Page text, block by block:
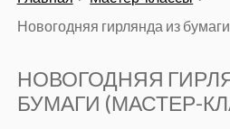
Новогодняя гирлянда из
НОВОГОДНЯЯ
БУМАГИ (МАСТЕР-